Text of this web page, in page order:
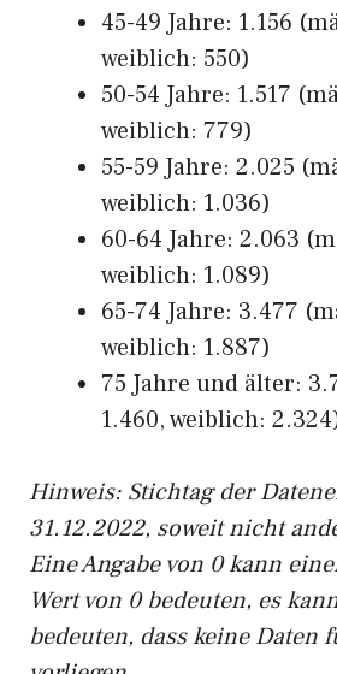
45-49 Jahre: 1.156
weiblich: 550)
50-54 Jahre: 1.517
weiblich: 779)
55-59 Jahre: 2.025
weiblich: 1.036)
60-64 Jahre: 2.063
weiblich: 1.089)
65-74 Jahre: 3.477
weiblich: 1.887)
75 Jahre und älter:
1.460, weiblich:
Hinweis: Stichtag der
31.12.2022, soweit nicht
Eine Angabe von 0 kann
Wert von 0 bedeuten, es
bedeuten, dass keine Daten